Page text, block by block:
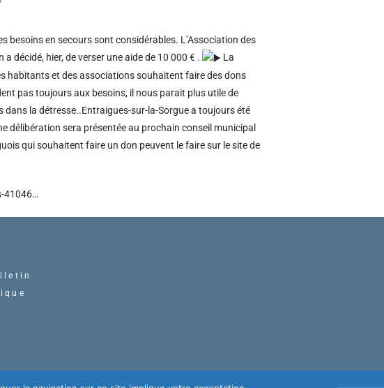
besoins en secours sont considérables. L’Association des
décidé, hier, de verser une aide de 10 000 € .
La
habitants et des associations souhaitent faire des dons
pas toujours aux besoins, il nous parait plus utile de
la détresse..Entraigues-sur-la-Sorgue a toujours été
délibération sera présentée au prochain conseil municipal
qui souhaitent faire un don peuvent le faire sur le site de
41046…